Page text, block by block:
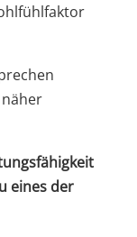
eines der